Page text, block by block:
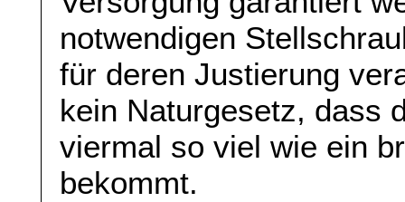
notwendigen
für deren Justierung
kein Naturgesetz, dass
viermal so viel wie ein
bekommt.